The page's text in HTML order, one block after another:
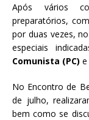
Após vários
preparatórios,
por duas vezes,
especiais
Comunista (PC) e
No Encontro de
de julho,
bem como se